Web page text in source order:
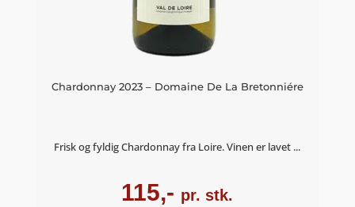
Chardonnay 2023 – Domaine De La Bretonniére
Frisk og fyldig Chardonnay fra Loire. Vinen er lavet ...
115,- pr. stk.